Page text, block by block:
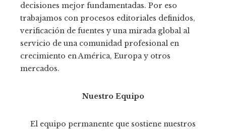
decisiones mejor fundamentadas. Por eso
trabajamos con procesos editoriales definidos,
verificación de fuentes y una mirada global al
servicio de una comunidad profesional en
crecimiento en América, Europa y otros
mercados.
Nuestro Equipo
El equipo permanente que sostiene nuestros